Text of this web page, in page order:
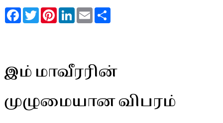
FacebookTwitterPinterestLinkedInEmail
இம் மாவீரரின்
முழுமையான விபரம்